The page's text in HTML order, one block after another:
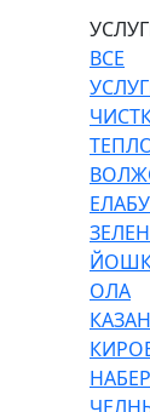
ВСЕ
ОЛА